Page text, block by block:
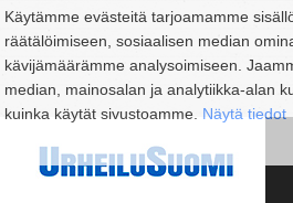
Käytämme evästeitä tarjoamamme
räätälöimiseen, sosiaalisen median
kävijämäärämme analysoimiseen.
median, mainosalan ja analytiikka-alan
kuinka käytät sivustoamme. Näytä tiedot